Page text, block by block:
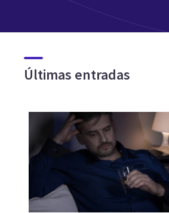
Últimas entradas